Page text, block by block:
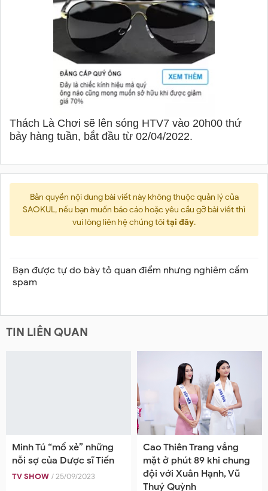
Thách Là Chơi sẽ lên sóng HTV7 vào 20h00 thứ
bảy hàng tuần, bắt đầu từ 02/04/2022.
Bản quyền nội dung bài viết này không thuộc quản lý của
SAOKUL, nếu bạn muốn báo cáo hoặc yêu cầu gỡ bài viết thì
vui lòng liên hệ chúng tôitại đây.
Bạn được tự do bày tỏ quan điểm nhưng nghiêm cấm
spam
TIN LIÊN QUAN
Minh Tú “mổ xẻ” những
nỗi sợ của Dược sĩ Tiến
TV SHOW / 25/09/2023
Cao Thiên Trang vắng
mặt ở phút 89 khi chung
đội với Xuân Hạnh, Vũ
Thuý Quỳnh